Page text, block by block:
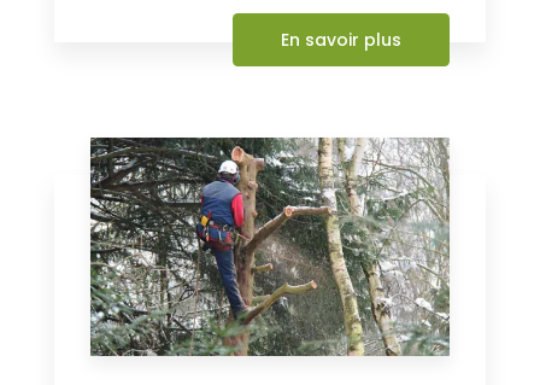
En savoir plus